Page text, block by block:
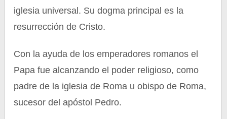
iglesia universal. Su dogma principal es la
resurrección de Cristo.
Con la ayuda de los emperadores romanos el
Papa fue alcanzando el poder religioso, como
padre de la iglesia de Roma u obispo de Roma,
sucesor del apóstol Pedro.